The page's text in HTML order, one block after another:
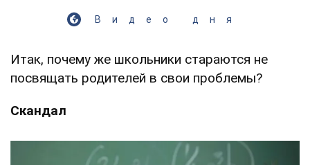
Видео дня
Итак, почему же школьники стараются не
посвящать родителей в свои проблемы?
Скандал